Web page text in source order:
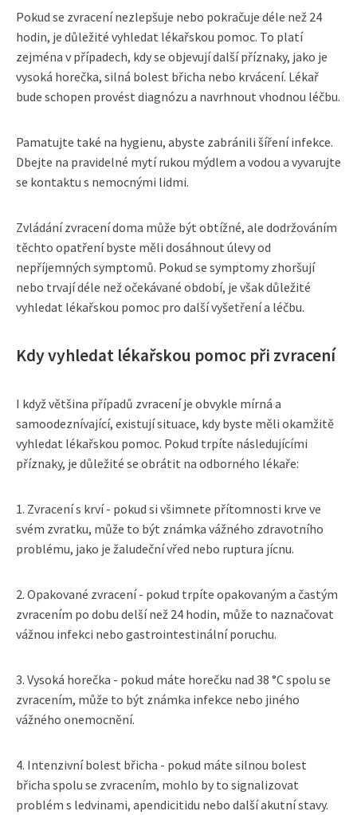
Pokud se zvracení nezlepšuje nebo pokračuje déle než 24
hodin, je důležité vyhledat lékařskou pomoc. To platí
zejména v případech, kdy se objevují další příznaky, jako je
vysoká horečka, silná bolest břicha nebo krvácení. Lékař
bude schopen provést diagnózu a navrhnout vhodnou léčbu.
Pamatujte také na hygienu, abyste zabránili šíření infekce.
Dbejte na pravidelné mytí rukou mýdlem a vodou a vyvarujte
se kontaktu s nemocnými lidmi.
Zvládání zvracení doma může být obtížné, ale dodržováním
těchto opatření byste měli dosáhnout úlevy od
nepříjemných symptomů. Pokud se symptomy zhoršují
nebo trvají déle než očekávané období, je však důležité
vyhledat lékařskou pomoc pro další vyšetření a léčbu.
Kdy vyhledat lékařskou pomoc při zvracení
I když většina případů zvracení je obvykle mírná a
samoodeznívající, existují situace, kdy byste měli okamžitě
vyhledat lékařskou pomoc. Pokud trpíte následujícími
příznaky, je důležité se obrátit na odborného lékaře:
1. Zvracení s krví - pokud si všimnete přítomnosti krve ve
svém zvratku, může to být známka vážného zdravotního
problému, jako je žaludeční vřed nebo ruptura jícnu.
2. Opakované zvracení - pokud trpíte opakovaným a častým
zvracením po dobu delší než 24 hodin, může to naznačovat
vážnou infekci nebo gastrointestinální poruchu.
3. Vysoká horečka - pokud máte horečku nad 38 °C spolu se
zvracením, může to být známka infekce nebo jiného
vážného onemocnění.
4. Intenzivní bolest břicha - pokud máte silnou bolest
břicha spolu se zvracením, mohlo by to signalizovat
problém s ledvinami, apendicitidu nebo další akutní stavy.